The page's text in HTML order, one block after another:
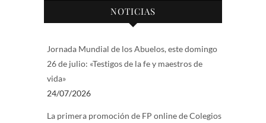
NOTICIAS
Jornada Mundial de los Abuelos, este domingo
26 de julio: «Testigos de la fe y maestros de
vida»
24/07/2026
La primera promoción de FP online de Colegios